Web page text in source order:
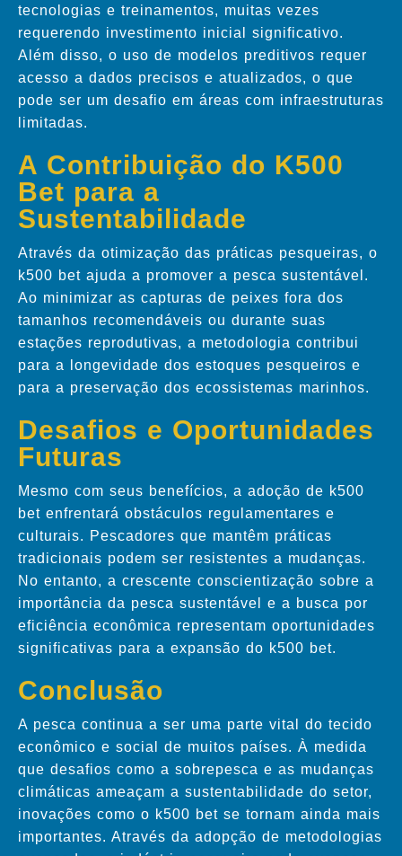
tecnologias e treinamentos, muitas vezes
requerendo investimento inicial significativo.
Além disso, o uso de modelos preditivos requer
acesso a dados precisos e atualizados, o que
pode ser um desafio em áreas com infraestruturas
limitadas.
A Contribuição do K500
Bet para a
Sustentabilidade
Através da otimização das práticas pesqueiras, o
k500 bet ajuda a promover a pesca sustentável.
Ao minimizar as capturas de peixes fora dos
tamanhos recomendáveis ou durante suas
estações reprodutivas, a metodologia contribui
para a longevidade dos estoques pesqueiros e
para a preservação dos ecossistemas marinhos.
Desafios e Oportunidades
Futuras
Mesmo com seus benefícios, a adoção de k500
bet enfrentará obstáculos regulamentares e
culturais. Pescadores que mantêm práticas
tradicionais podem ser resistentes a mudanças.
No entanto, a crescente conscientização sobre a
importância da pesca sustentável e a busca por
eficiência econômica representam oportunidades
significativas para a expansão do k500 bet.
Conclusão
A pesca continua a ser uma parte vital do tecido
econômico e social de muitos países. À medida
que desafios como a sobrepesca e as mudanças
climáticas ameaçam a sustentabilidade do setor,
inovações como o k500 bet se tornam ainda mais
importantes. Através da adopção de metodologias